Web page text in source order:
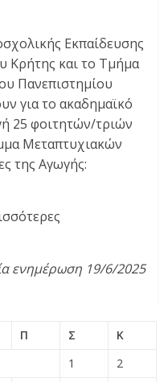
Εκπαίδευσης
Κρήτης και το Τμήμα
Πανεπιστημίου
για το ακαδημαϊκό
25 φοιτητών/τριών
Μεταπτυχιακών
της Αγωγής:
ενημέρωση 19/6/2025
Π Σ
Κ
1
2